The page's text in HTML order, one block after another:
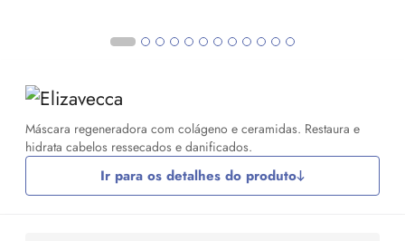
Máscara regeneradora com colágeno e ceramidas. Restaura e
hidrata cabelos ressecados e danificados.
Ir para os detalhes do produto